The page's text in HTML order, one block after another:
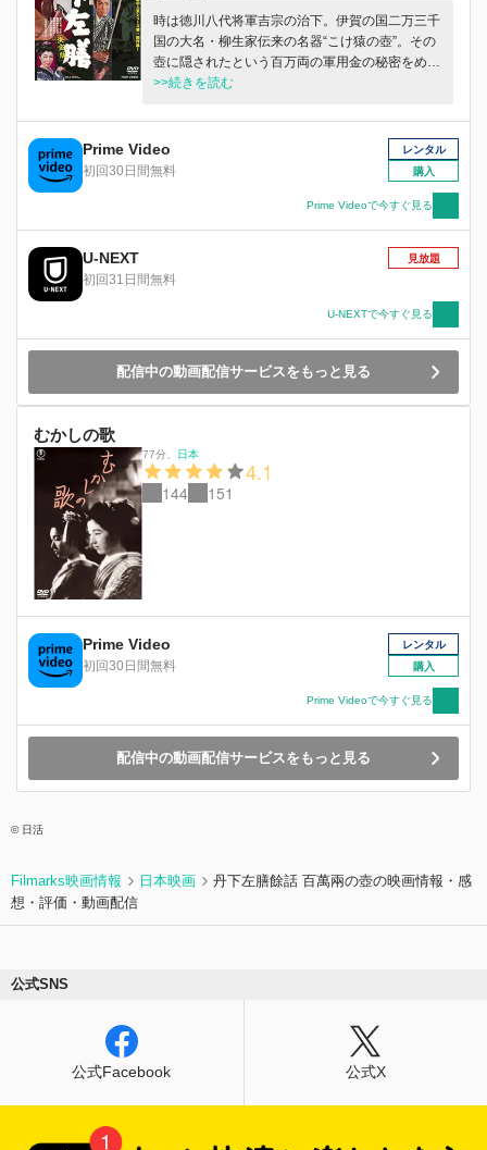
時は徳川八代将軍吉宗の治下。伊賀の国二万三千
国の大名・柳生家伝来の名器“こけ猿の壺”。その
壺に隠されたという百万両の軍用金の秘密をめぐ
り、柳生家・柳生源三郎、大岡越前守、隻眼隻手
る。
>>続きを読む
Prime Video
初回30日間無料
レンタル
購入
Prime Videoで今すぐ見る
U-NEXT
初回31日間無料
見放題
U-NEXTで今すぐ見る
配信中の動画配信サービスをもっと見る
むかしの歌
77分 日本
4.1
144 151
Prime Video
初回30日間無料
レンタル
購入
Prime Videoで今すぐ見る
配信中の動画配信サービスをもっと見る
© 日活
Filmarks映画情報 日本映画
丹下左膳餘話 百萬兩の壺の映画情報・感
想・評価・動画配信
公式SNS
公式Facebook 公式X